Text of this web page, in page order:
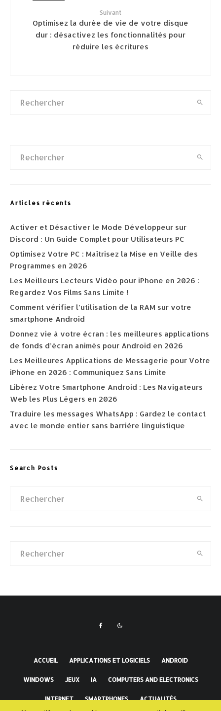
Suivant
Optimisez la durée de vie de votre disque
dur : désactivez les fonctionnalités pour
réduire les écritures
Articles récents
Activer et Désactiver le Mode Développeur sur
Discord : Un Guide Complet pour Utilisateurs PC
Optimisez Votre PC : Maîtrisez la Mise en Veille des
Programmes en 2026
Les Meilleurs Lecteurs Vidéo pour iPhone en 2026 :
Regardez Vos Films Sans Limite !
Comment vérifier l’utilisation de la RAM sur votre
smartphone Android
Donnez vie à votre écran : les meilleures applications
de fonds d’écran animés pour Android en 2026
Les Meilleures Applications de Messagerie pour Votre
iPhone en 2026 : Communiquez Sans Limite
Libérez Votre Smartphone Android : Les Navigateurs
Web les Plus Légers en 2026
Traduire les messages WhatsApp : Gardez le contact
avec le monde entier sans barrière linguistique
Search Posts
ACCUEIL APPLICATIONS ET LOGICIELS ANDROID
WINDOWS JEUX IA COMPUTERS AND ELECTRONICS
INTERNET SMARTPHONES ACTUALITÉS